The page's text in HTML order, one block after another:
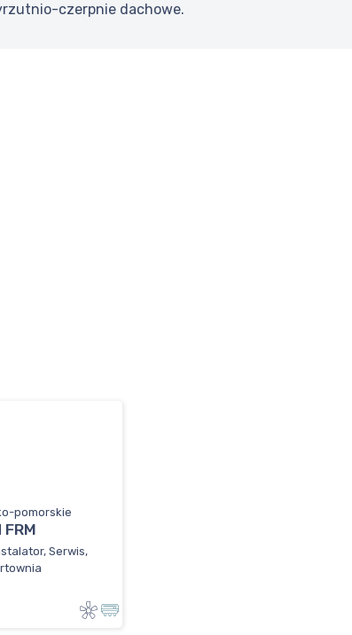
czerpnie dachowe.
pomorskie
FRM
Serwis,